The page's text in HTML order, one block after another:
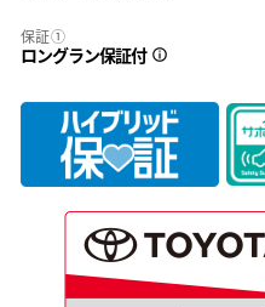
保証①
ロングラン保証付